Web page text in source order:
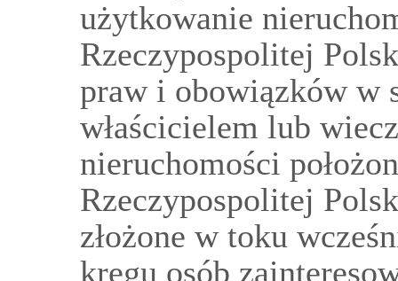
użytkowanie
Rzeczypospolitej
praw i obowiązków w
właścicielem lub
nieruchomości
Rzeczypospolitej
złożone w toku
kręgu osób